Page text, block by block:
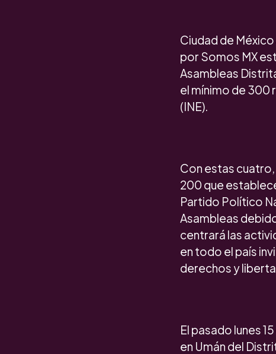
Ciudad de
por Somos MX
Asambleas
el mínimo de 300
(INE).
Con estas
200 que
Partido Político
Asambleas
centrará las
en todo el país
derechos y
El pasado lunes
en Umán del